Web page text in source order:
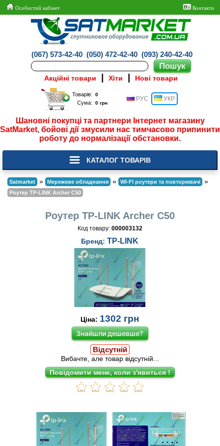
Особистий кабінет Контакти
(067) 573-42-40 (050) 472-42-40 (093) 240-42-40
Акційні товари Хіти Нові товари
Товарів:
Сума:
РУС УКР
Шановні покупці та партнери Інтернет магазину
SatMarket, бойові дії змусили нас тимчасово припинити
роботу до нормалізації обстановки.
КАТАЛОГ ТОВАРІВ
Satmarket » Мережеве обладнання » WI-FI роутери та повторювачі »
Роутер TP-LINK Archer C50
Роутер TP-LINK Archer C50
Код товару: 000003132
Бренд:TP-LINK
Ціна: 1302 грн
Знайшли дешевше?
Відсутній
Вибачте, але товар відсутній...